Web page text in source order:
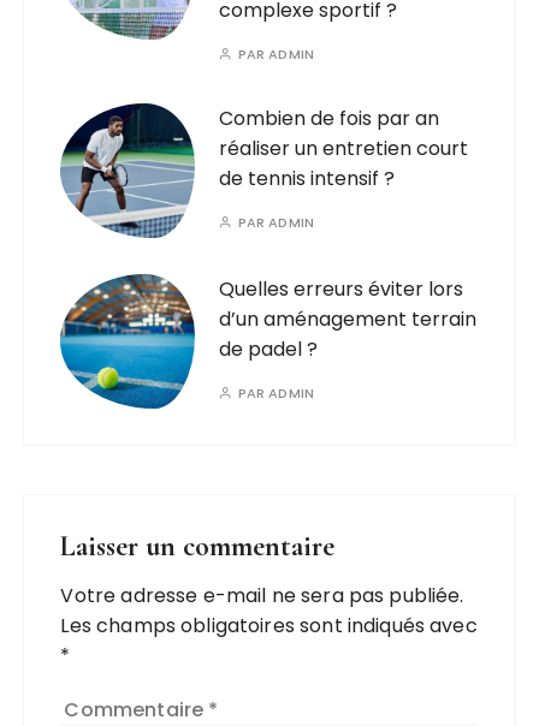
complexe sportif ?
PARADMIN
Combien de fois par an
réaliser un entretien court
de tennis intensif ?
PARADMIN
Quelles erreurs éviter lors
d’un aménagement terrain
de padel ?
PARADMIN
Laisser un commentaire
Votre adresse e-mail ne sera pas publiée.
Les champs obligatoires sont indiqués avec
*
Commentaire *